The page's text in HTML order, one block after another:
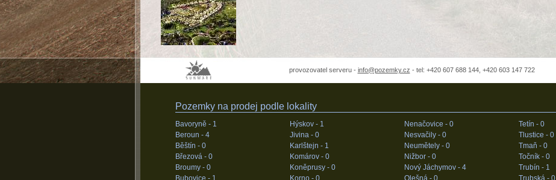
provozovatel serveru - info@pozemky.cz - tel: +420 607 688 144, +420 603 147 722
Pozemky na prodej podle lokality
Bavoryně - 1
Beroun - 4
Běštín - 0
Březová - 0
Broumy - 0
Bubovice - 1
Hýskov - 1
Jivina - 0
Karlštejn - 1
Komárov - 0
Koněprusy - 0
Korno - 0
Nenačovice - 0
Nesvačily - 0
Neumětely - 0
Nižbor - 0
Nový Jáchymov - 4
Olešná - 0
Tetín - 0
Tlustice - 0
Tmaň - 0
Točník - 0
Trubín - 1
Trubská - 0